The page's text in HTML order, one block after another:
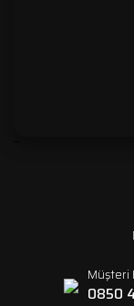
Müşteri
0850